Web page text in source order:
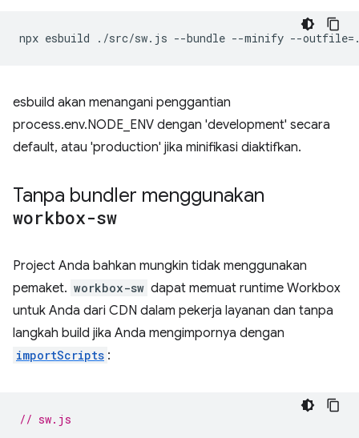
npx esbuild ./src/sw.js --bundle --minify --outfile=
esbuild akan menangani penggantian
process.env.NODE_ENV dengan 'development' secara
default, atau 'production' jika minifikasi diaktifkan.
Tanpa bundler menggunakan
workbox-sw
Project Anda bahkan mungkin tidak menggunakan
pemaket. workbox-sw dapat memuat runtime Workbox
untuk Anda dari CDN dalam pekerja layanan dan tanpa
langkah build jika Anda mengimpornya dengan
importScripts :
// sw.js